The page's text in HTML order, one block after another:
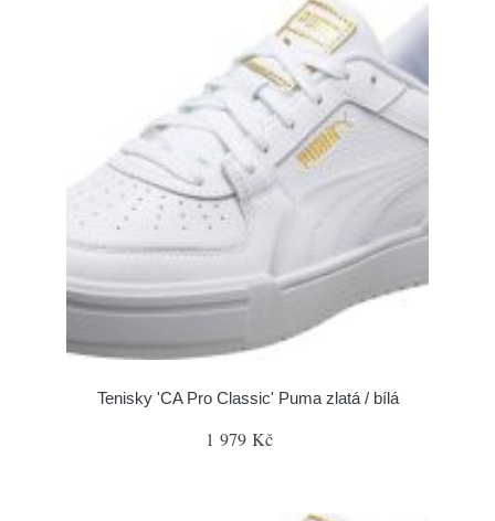
Tenisky 'CA Pro Classic' Puma zlatá / bílá
1 979 Kč